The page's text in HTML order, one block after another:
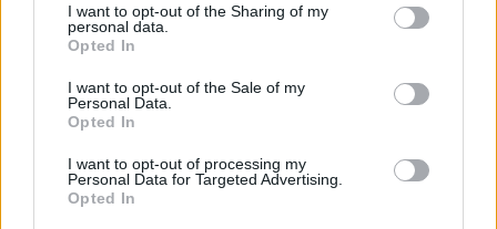
I want to opt-out of the Sharing of my
personal data.
Opted In
I want to opt-out of the Sale of my
Personal Data.
Opted In
I want to opt-out of processing my
Personal Data for Targeted Advertising.
Opted In